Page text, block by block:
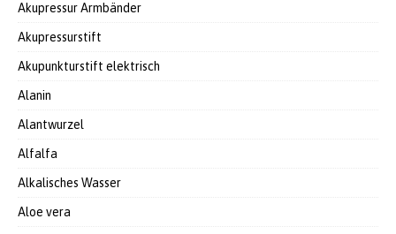
Akupressur Armbänder
Akupressurstift
Akupunkturstift elektrisch
Alanin
Alantwurzel
Alfalfa
Alkalisches Wasser
Aloe vera